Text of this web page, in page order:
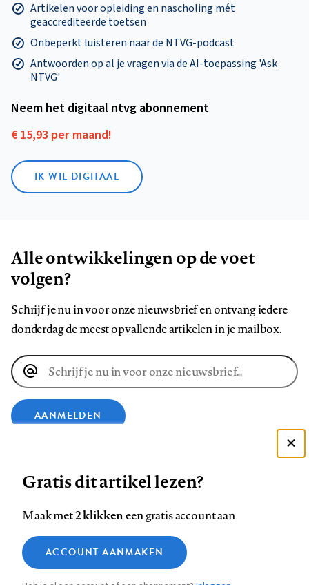
Artikelen voor opleiding en nascholing mét
geaccrediteerde toetsen
Onbeperkt luisteren naar de NTVG-podcast
Antwoorden op al je vragen via de AI-toepassing 'Ask
NTVG'
Neem het digitaal ntvg abonnement
€ 15,93 per maand!
IK WIL DIGITAAL
Alle ontwikkelingen op de voet
volgen?
Schrijf je nu in voor onze nieuwsbrief en ontvang iedere
donderdag de meest opvallende artikelen in je mailbox.
E-
mailadres
AANMELDEN
op
Facebook
op
LinkedIn
op
Bluesky
ons
op
InstagramYouTube
Footer
Contact Colofon Disclaimer Privacy
Medische vragen verdienen
betrouwbare antwoorden
Zie onze cookie policy
Analytische cookies
Gratis dit artikel lezen?
Maak met2 klikkeneen gratis account aan
ACCOUNT AANMAKEN